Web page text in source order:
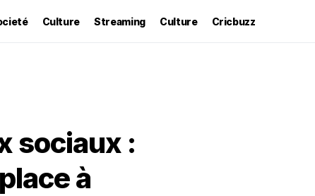
Culture Streaming Culture Cricbuzz
sociaux :
à